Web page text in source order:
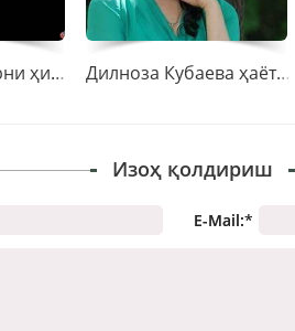
Сарвар болаларни ҳимоя қилиш кунига бағишлаб қўшиқ куйлади Дилноза Кубаева ҳаётидан бир парча.
Изоҳ қолдириш
E-Mail:*